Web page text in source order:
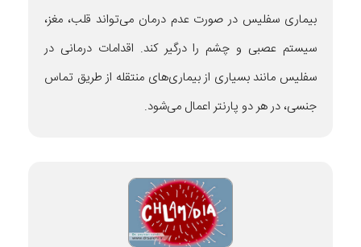
بیماری سفلیس در صورت عدم درمان‌ می‌تواند قلب، مغز،
سیستم عصبی و چشم را درگیر کند. اقدامات درمانی در
سفلیس مانند بسیاری از بیماری‌های منتقله از طریق تماس
جنسی، در هر دو پارنتر اعمال می‌شود.